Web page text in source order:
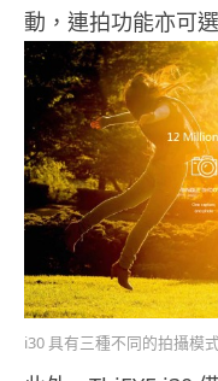
動，連拍功能亦可
i30 具有三種不同的拍攝模